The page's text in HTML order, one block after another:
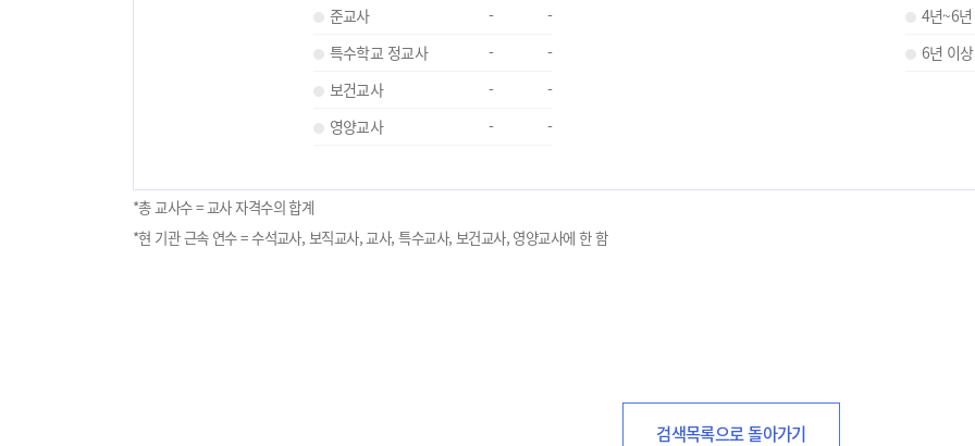
준교사
-
-
특수학교 정교사
-
-
보건교사
-
-
영양교사
- -
4년~6
6년 이상
*총 교사수 = 교사 자격수의 합계
*현 기관 근속 연수 = 수석교사, 보직교사, 교사, 특수교사, 보건교사, 영양교사에 한 함
검색목록으로 돌아가기